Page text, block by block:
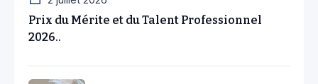
Prix du Mérite et du Talent Professionnel
2026..